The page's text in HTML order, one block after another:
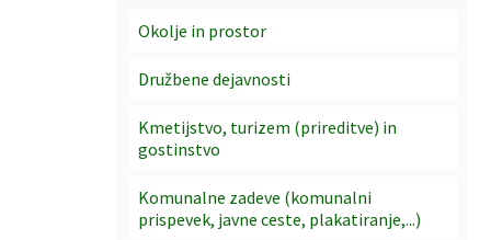
Okolje in prostor
Družbene dejavnosti
Kmetijstvo, turizem (prireditve) in
gostinstvo
Komunalne zadeve (komunalni
prispevek, javne ceste, plakatiranje,...)